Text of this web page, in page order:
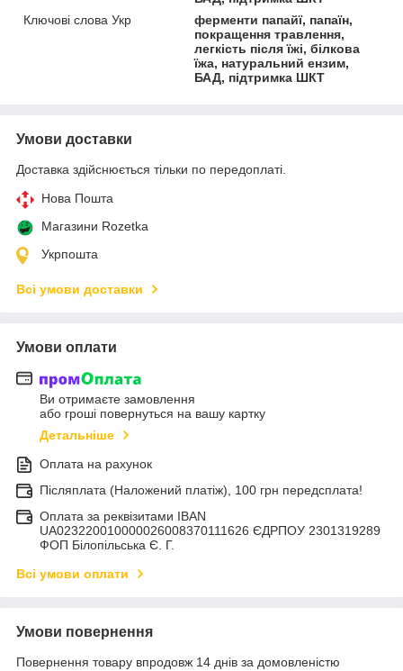
Ключові слова Укр
ферменти папайї, папаїн,
покращення травлення,
легкість після їжі, білкова
їжа, натуральний ензим,
БАД, підтримка ШКТ
Умови доставки
Доставка здійснюється тільки по передоплаті.
Нова Пошта
Магазини Rozetka
Укрпошта
Всі умови доставки
Умови оплати
Ви отримаєте замовлення
або гроші повернуться на вашу картку
Детальніше
Оплата на рахунок
Післяплата (Наложений платіж), 100 грн передсплата!
Оплата за реквізитами IBAN
UA023220010000026008370111626 ЄДРПОУ 2301319289
ФОП Білопільська Є. Г.
Всі умови оплати
Умови повернення
Повернення товару впродовж 14 днів за домовленістю